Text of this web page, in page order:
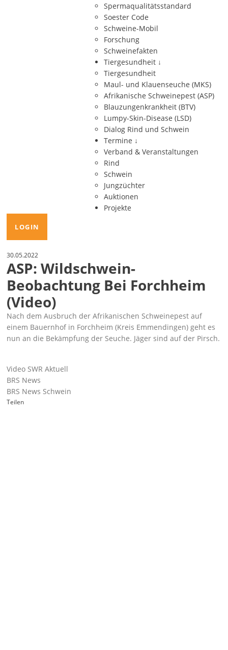
Spermaqualitätsstandard
Soester Code
Schweine-Mobil
Forschung
Schweinefakten
Tiergesundheit ↓
Tiergesundheit
Maul- und Klauenseuche (MKS)
Afrikanische Schweinepest (ASP)
Blauzungenkrankheit (BTV)
Lumpy-Skin-Disease (LSD)
Dialog Rind und Schwein
Termine ↓
Verband & Veranstaltungen
Rind
Schwein
Jungzüchter
Auktionen
Projekte
LOGIN
30.05.2022
ASP: Wildschwein-
Beobachtung Bei Forchheim
(Video)
Nach dem Ausbruch der Afrikanischen Schweinepest auf
einem Bauernhof in Forchheim (Kreis Emmendingen) geht es
nun an die Bekämpfung der Seuche. Jäger sind auf der Pirsch.
Video SWR Aktuell
BRS News
BRS News Schwein
Teilen